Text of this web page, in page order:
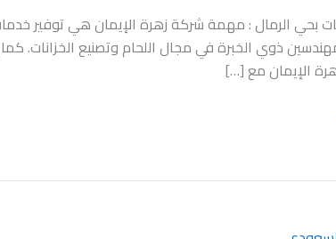
بحي الرمال : مهمة شركة زهرة الإيمان هي توفير
ذوي الخبرة في مجال اللحام وتصنيع الخزانات.
الإيمان مع […]